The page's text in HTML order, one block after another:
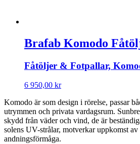
Brafab Komodo
Fåtöljer & Fotpallar,
6 950,00 kr
Komodo är som design i rörelse, passar
utrymmen och privata vardagsrum.
skydd från väder och vind, de är
solens UV-strålar, motverkar uppkomst
andningsförmåga.